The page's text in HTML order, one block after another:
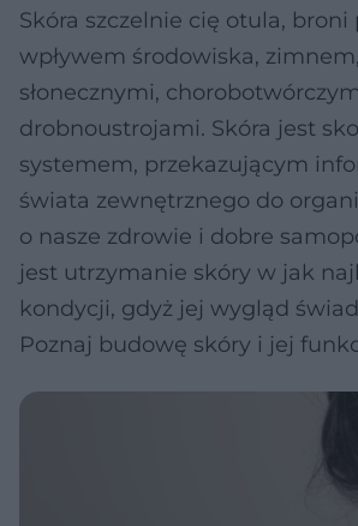
Skóra szczelnie cię otula, broni
wpływem środowiska,
słonecznymi,
drobnoustrojami. Skóra jest
systemem, przekazującym
świata zewnętrznego do
o nasze zdrowie i dobre
jest utrzymanie skóry w jak
kondycji, gdyż jej wygląd
Poznaj budowę skóry i jej